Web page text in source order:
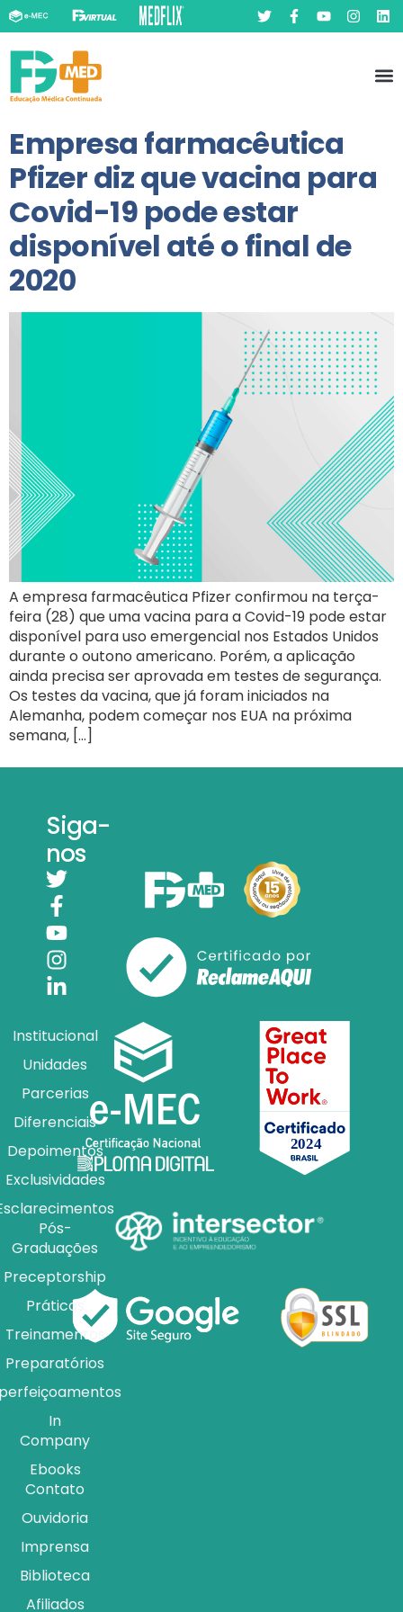
Empresa farmacêutica
Pfizer diz que vacina para
Covid-19 pode estar
disponível até o final de
2020
A empresa farmacêutica Pfizer confirmou na terça-
feira (28) que uma vacina para a Covid-19 pode estar
disponível para uso emergencial nos Estados Unidos
durante o outono americano. Porém, a aplicação
ainda precisa ser aprovada em testes de segurança.
Os testes da vacina, que já foram iniciados na
Alemanha, podem começar nos EUA na próxima
semana, […]
Siga-
nos
Institucional
Unidades
Parcerias
Diferenciais
Depoimentos
Exclusividades
Pós-
Graduações
Preceptorship
Práticas
Treinamentos
Preparatórios
In
Company
Ebooks
Contato
Ouvidoria
Imprensa
Biblioteca
Afiliados